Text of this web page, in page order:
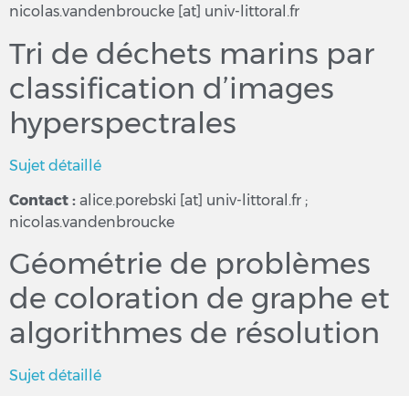
nicolas.vandenbroucke [at] univ-littoral.fr
Tri de déchets marins par
classification d’images
hyperspectrales
Sujet détaillé
Contact : alice.porebski [at] univ-littoral.fr ;
nicolas.vandenbroucke
Géométrie de problèmes
de coloration de graphe et
algorithmes de résolution
Sujet détaillé